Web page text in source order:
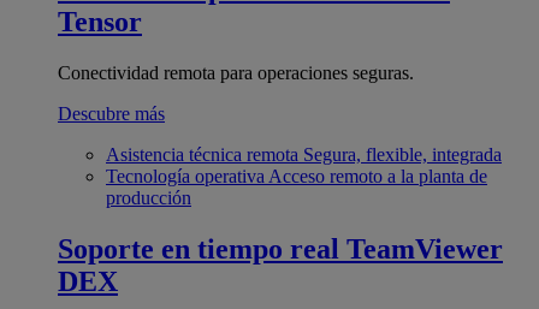
Tensor
Conectividad remota para operaciones seguras.
Descubre más
Asistencia técnica remota Segura, flexible, integrada
Tecnología operativa Acceso remoto a la planta de
producción
Soporte en tiempo real TeamViewer
DEX